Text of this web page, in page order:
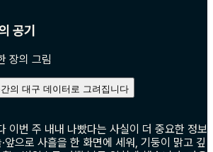
공기
장의 그림
의 대구 데이터로 그려집니다
이번 주 내내 나빴다는 사실이 더 중요한 정보
앞으로 사흘을 한 화면에 세워, 기둥이 맑고 깊